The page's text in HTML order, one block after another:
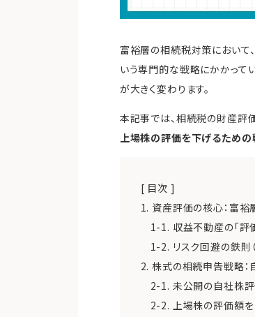
富裕層の相続税対策において
いう専門的な戦略にかかって
が大きく変わります。
本記事では、相続税の財産評
上場株の評価を下げるための
[ 目次 ]
1. 資産評価の核心：富裕
1-1. 収益不動産の「評
1-2. リスク回避の鉄則
2. 株式の相続申告戦略：
2-1. 未公開の自社株評
2-2. 上場株の評価額を